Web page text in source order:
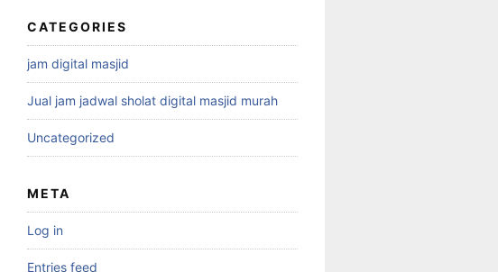
CATEGORIES
jam digital masjid
Jual jam jadwal sholat digital masjid murah
Uncategorized
META
Log in
Entries feed